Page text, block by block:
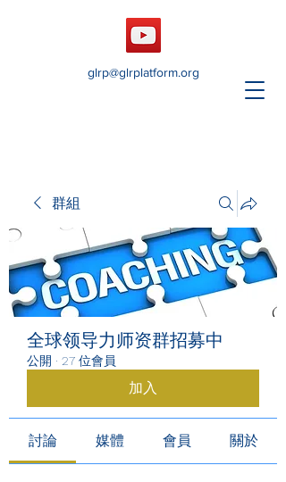
glrp@glrplatform.org
群組
全球领导力师资群招募中
公開 · 27 位會員
加入
討論 媒體 會員 關於